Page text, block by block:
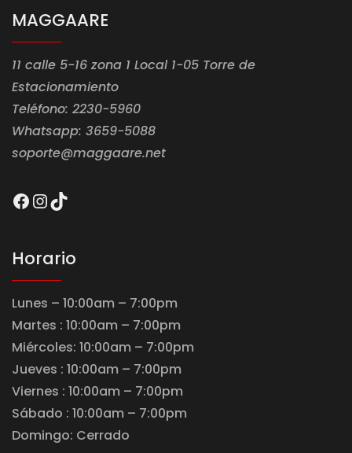
MAGGAARE
11 calle 5-16 zona 1 Local 1-05 Torre de
Estacionamiento
Teléfono: 2230-5960
Whatsapp: 3659-5088
soporte@maggaare.net
Facebook
Instagram
TikTok
Horario
Lunes – 10:00am – 7:00pm
Martes : 10:00am – 7:00pm
Miércoles: 10:00am – 7:00pm
Jueves : 10:00am – 7:00pm
Viernes : 10:00am – 7:00pm
Sábado : 10:00am – 7:00pm
Domingo: Cerrado